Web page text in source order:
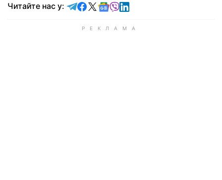
Читайте нас у: Читайте у Telegram
Читайте у Facebook
Читайте у X
Читайте у Google news
Читайте у Viber
Читайте у LinkedIn